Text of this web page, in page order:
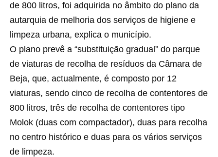
de 800 litros, foi adquirida no âmbito do plano da
autarquia de melhoria dos serviços de higiene e
limpeza urbana, explica o município.
O plano prevê a “substituição gradual” do parque
de viaturas de recolha de resíduos da Câmara de
Beja, que, actualmente, é composto por 12
viaturas, sendo cinco de recolha de contentores de
800 litros, três de recolha de contentores tipo
Molok (duas com compactador), duas para recolha
no centro histórico e duas para os vários serviços
de limpeza.